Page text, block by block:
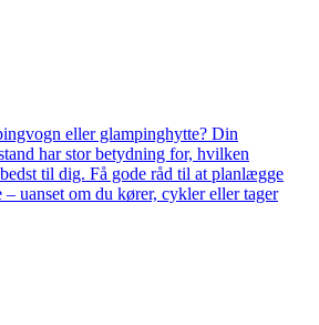
eller glampinghytte? Din
har stor betydning for, hvilken
til dig. Få gode råd til at planlægge
uanset om du kører, cykler eller tager